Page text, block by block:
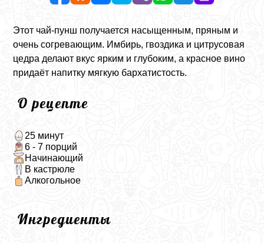
Этот чай-пунш получается насыщенным, пряным и
очень согревающим. Имбирь, гвоздика и цитрусовая
цедра делают вкус ярким и глубоким, а красное вино
придаёт напитку мягкую бархатистость.
О рецепте
25 минут
6 - 7 порций
Начинающий
В кастрюле
Алкогольное
Ингредиенты